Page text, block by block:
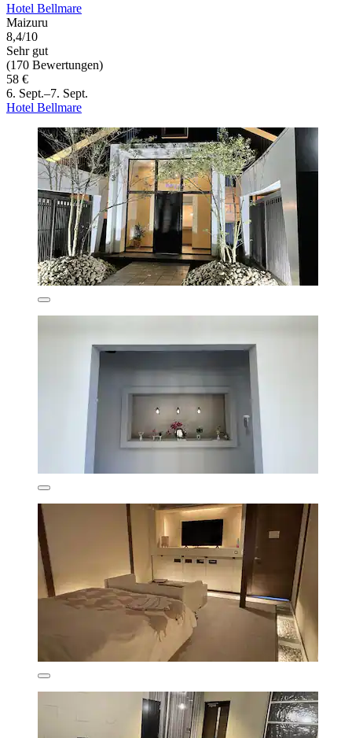
Hotel Bellmare
Maizuru
8,4/10
Sehr gut
(170 Bewertungen)
58 €
6. Sept.–7. Sept.
Hotel Bellmare